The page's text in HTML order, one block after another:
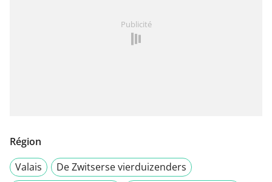
Publicité
Région
Valais
De Zwitserse vierduizenders